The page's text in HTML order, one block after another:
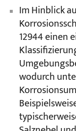
Im Hinblick
12944 einen
wodurch